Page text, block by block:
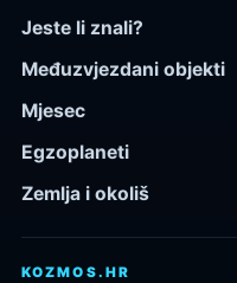
Jeste li znali?
Međuzvjezdani objekti
Mjesec
Egzoplaneti
Zemlja i okoliš
KOZMOS.HR